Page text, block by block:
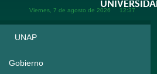
Viernes, 7 deagosto de 2026 12:37
UNAP
Gobierno